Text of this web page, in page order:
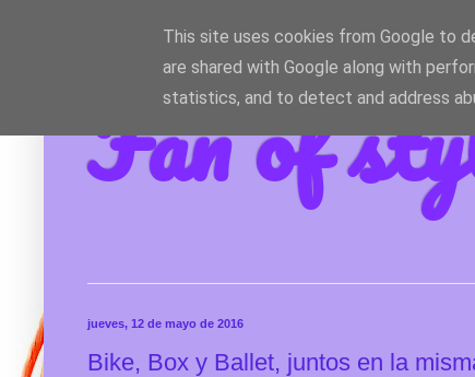
Fan of
jueves, 12 de mayo de 2016
Bike, Box y Ballet, juntos en la
This site uses cookies from Google to
are shared with Google along with
statistics, and to detect and address